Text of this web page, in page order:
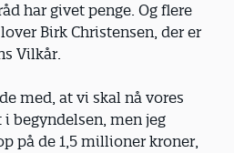
har givet penge. Og flere
Birk Christensen, der er
Vilkår.
med, at vi skal nå vores
begyndelsen, men jeg
på de 1,5 millioner kroner,